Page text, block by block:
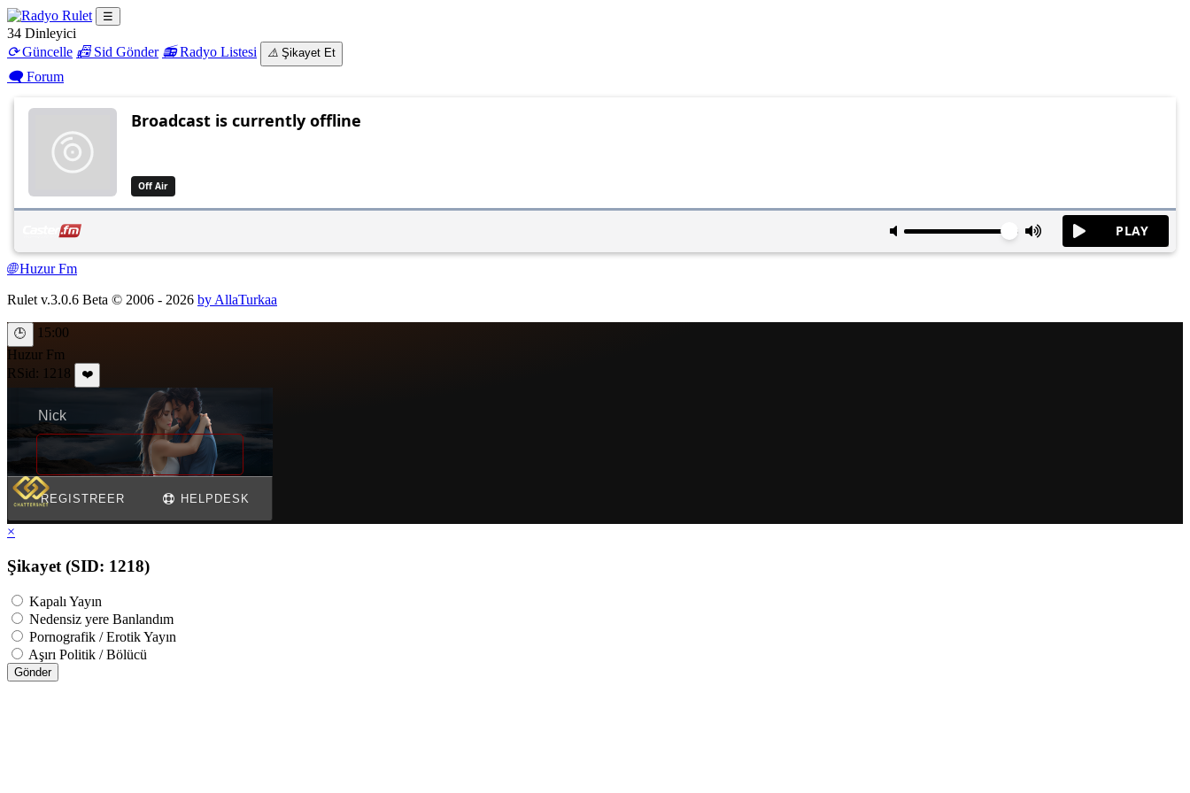
☰
34 Dinleyici
⟳ Güncelle 📠 Sid Gönder 📻 Radyo Listesi ⚠️ Şikayet Et
🗨 Forum
🌐 Huzur Fm
Rulet v.3.0.6 Beta © 2006 - 2026 by AllaTurkaa
🕒
15:00
Huzur Fm
RSid: 1218
❤️
×
Şikayet (SID: 1218)
Kapalı Yayın
Nedensiz yere Banlandım
Pornografik / Erotik Yayın
Aşırı Politik / Bölücü
Gönder